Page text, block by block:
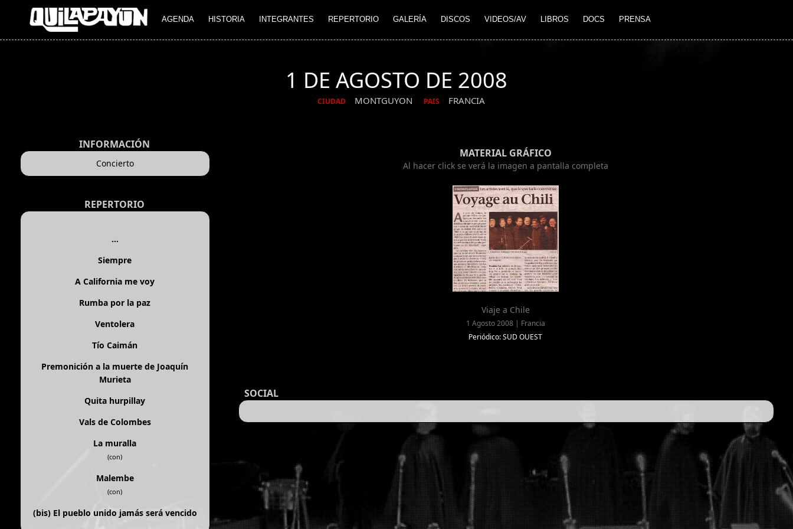
AGENDA HISTORIA INTEGRANTES REPERTORIO GALERÍA DISCOS VIDEOS/AV LIBROS DOCS PRENSA
1 DE AGOSTO DE 2008
CIUDAD MONTGUYON PAIS FRANCIA
INFORMACIÓN
Concierto
REPERTORIO
...
Siempre
A California me voy
Rumba por la paz
Ventolera
Tío Caimán
Premonición a la muerte de Joaquín
Murieta
Quita hurpillay
Vals de Colombes
La muralla
(con)
Malembe
(con)
(bis) El pueblo unido jamás será vencido
MATERIAL GRÁFICO
Al hacer click se verá la imagen a pantalla completa
Viaje a Chile
1 Agosto 2008 | Francia
Periódico: SUD OUEST
SOCIAL